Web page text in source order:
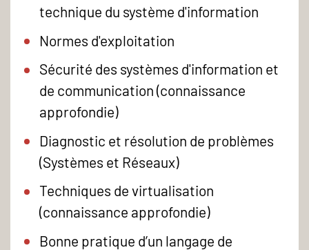
technique du système d'information
Normes d'exploitation
Sécurité des systèmes d'information et
de communication (connaissance
approfondie)
Diagnostic et résolution de problèmes
(Systèmes et Réseaux)
Techniques de virtualisation
(connaissance approfondie)
Bonne pratique d’un langage de